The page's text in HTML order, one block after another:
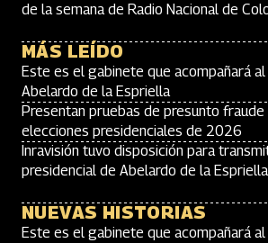
de la semana de Radio Nacional de
MÁS LEÍDO
Este es el gabinete que acompañará
Abelardo de la Espriella
Presentan pruebas de presunto
elecciones presidenciales de 2026
Inravisión tuvo disposición para
presidencial de Abelardo de la Espriella
NUEVAS HISTORIAS
Este es el gabinete que acompañará